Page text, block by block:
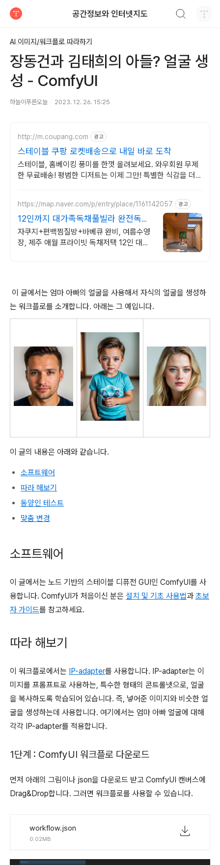
공간정보와 인터넷지도
AI 이미지/워크플로 따라하기
장동건과 김태희의 아들? 얼굴 생
성 - ComfyUI
하늘이푸른오늘 2023. 12. 26. 15:25
http://m.coupang.com 광고
스테이블 쿠팡 로켓배송으로 내일 바로 도착
스테이블, 홈베이킹 풍미를 한껏 올려보세요. 와우회원 무제
한 무료배송! 평범한 디저트는 이제 그만! 특별한 식감을 더해
https://map.naver.com/p/entry/place/1161142057 광고
12인까지 대가족독채풀빌라 완전독채
프라이빗 가족저택
자쿠지+편백찜질방+바베큐 완비, 여름수영
장, 제주 애월 프라이빗 독채저택 12인 대가
이 글에서는 엄마 아빠의 얼굴을 사용해서 자식의 얼굴을 생성하
는 워크플로를 소개합니다. 아래는 그 예입니다.
이 글의 내용은 아래와 같습니다.
소프트웨어
따라 해보기
동양인 테스트
맞춤 변경
소프트웨어
이 글에서는 노드 기반의 스테이블 디퓨전 GUI인 ComfyUI를 사
용합니다. ComfyUI가 처음이신 분은 설치 및 기초 사용법과 초보
자 가이드를 참고하세요.
따라 해보기
이 워크플로에서는 IP-adapter를 사용합니다. IP-adapter는 이
미지를 프롬프트로 사용하는, 특수한 형태의 콘트롤넷으로, 얼굴
을 복사하도록 학습되어 있습니다. 즉, 넣어준 이미지와 비슷한 얼
굴을 생성하는데 사용합니다. 여기에서는 엄마 아빠 얼굴에 대해
각각 IP-adapter를 적용합니다.
1단계 : ComfyUI 워크플로 다운로드
먼저 아래의 그림이나 json을 다운로드 받고 ComfyUI 캔버스에
Drag&Drop합니다. 그러면 워크플로를 사용할 수 있습니다.
workflow.json
0.02MB